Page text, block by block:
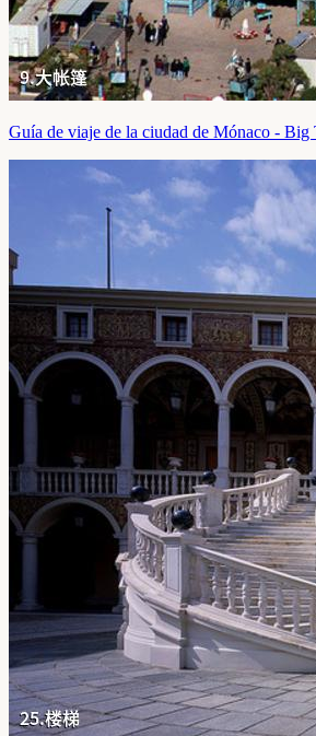
Guía de viaje de la ciudad de Mónaco - Big